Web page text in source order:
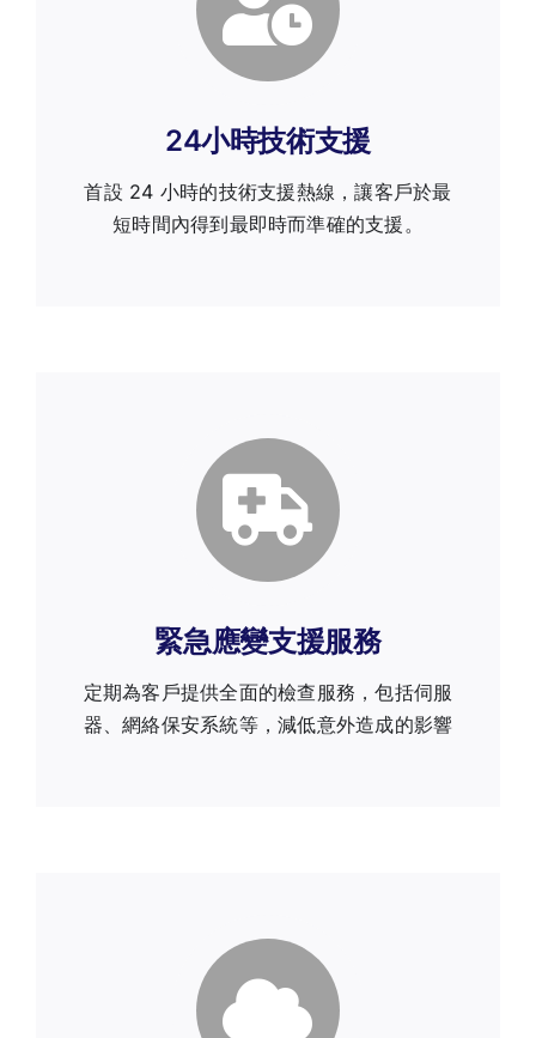
24小時技術支援
首設 24 小時的技術支援熱線，讓客戶於最
短時間內得到最即時而準確的支援。
緊急應變支援服務
定期為客戶提供全面的檢查服務，包括伺服
器、網絡保安系統等，減低意外造成的影響